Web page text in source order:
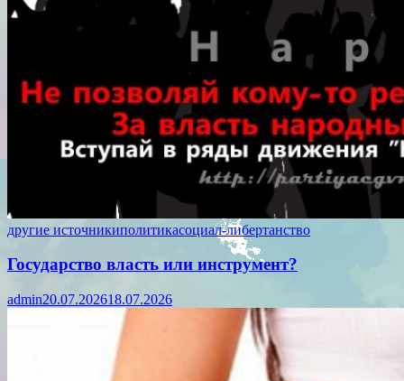
другие источникиполитикасоциал-либертанство
Государство власть или инструмент?
admin20.07.202618.07.2026